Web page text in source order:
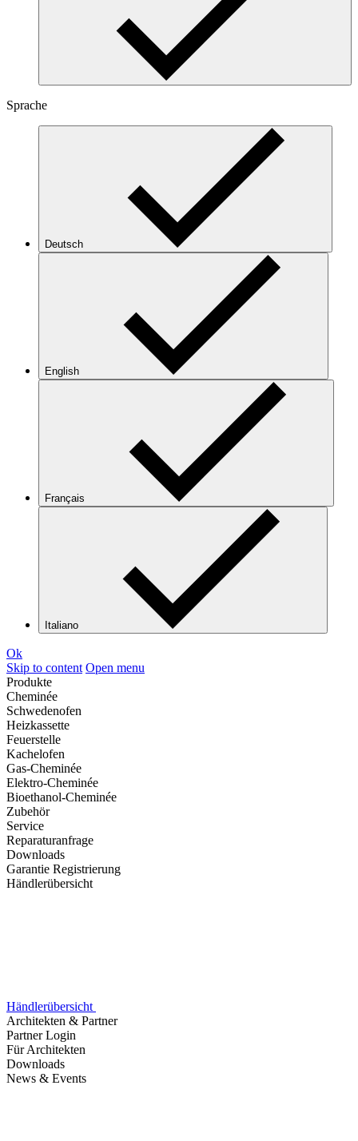
Sprache
Deutsch
English
Français
Italiano
Ok
Skip to content Open menu
Produkte
Cheminée
Schwedenofen
Heizkassette
Feuerstelle
Kachelofen
Gas-Cheminée
Elektro-Cheminée
Bioethanol-Cheminée
Zubehör
Service
Reparaturanfrage
Downloads
Garantie Registrierung
Händlerübersicht
Händlerübersicht
Architekten & Partner
Partner Login
Für Architekten
Downloads
News & Events